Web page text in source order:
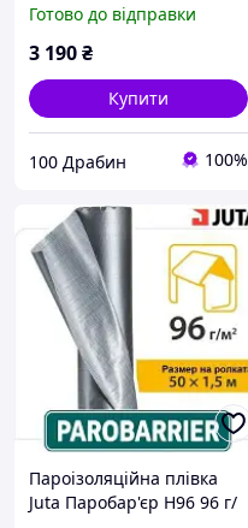
Готово до відправки
3 190₴
Купити
100 Драбин 100%
Пароізоляційна плівка
Juta Паробар'єр Н96 96 г/